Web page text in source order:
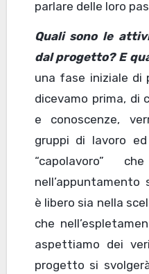
parlare delle loro
Quali sono le
dal progetto? E
una fase iniziale di
dicevamo prima, di
e conoscenze,
gruppi di lavoro
“capolavoro”
è libero sia nella
che
aspettiamo dei
progetto si